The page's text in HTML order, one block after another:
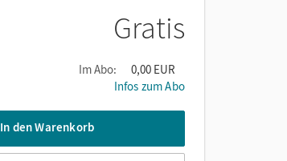
Gratis
Im Abo:
0,00 EUR
Infos zum Abo
In den Warenkorb